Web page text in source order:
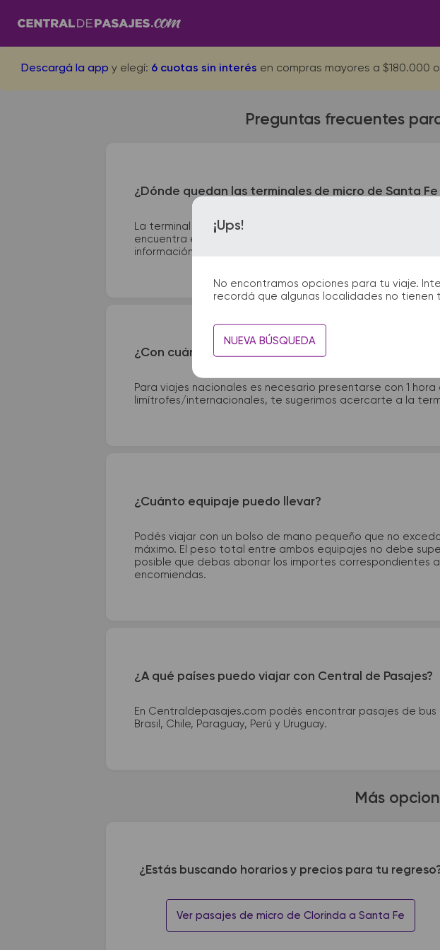
Descargá la app y elegí: 6 cuotas sin interés en compras mayores a $180.000 o
¡Ups!
No encontramos opciones para tu viaje.
recordá que algunas localidades no tienen
NUEVA BÚSQUEDA
Preguntas frecuentes
¿Dónde quedan las terminales de micro de Santa
La terminal de ómnibus de Santa Fe queda ubicada en
encuentra en Av. España 1088. En las terminales de bus
información que te facilitarán la partida y el arribo durante
¿Con cuánta anticipación debo presentarme en la
Para viajes nacionales es necesario presentarse con 1
limítrofes/internacionales, te sugerimos acercarte a la
¿Cuánto equipaje puedo llevar?
Podés viajar con un bolso de mano pequeño que no
máximo. El peso total entre ambos equipajes no debe
posible que debas abonar los importes correspondientes
encomiendas.
¿A qué países puedo viajar con Central de Pasajes?
En Centraldepasajes.com podés encontrar pasajes de
Brasil, Chile, Paraguay, Perú y Uruguay.
Más
¿Estás buscando horarios y precios para tu
Ver pasajes de micro de Clorinda a Santa Fe